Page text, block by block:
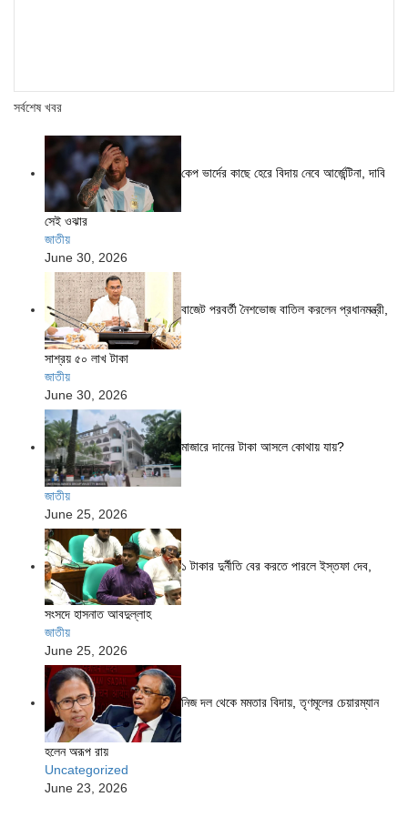
সর্বশেষ খবর
কেপ ভার্দের কাছে হেরে বিদায় নেবে আর্জেন্টিনা, দাবি
সেই ওঝার
জাতীয়
June 30, 2026
বাজেট পরবর্তী নৈশভোজ বাতিল করলেন প্রধানমন্ত্রী,
সাশ্রয় ৫০ লাখ টাকা
জাতীয়
June 30, 2026
মাজারে দানের টাকা আসলে কোথায় যায়?
জাতীয়
June 25, 2026
১ টাকার দুর্নীতি বের করতে পারলে ইস্তফা দেব,
সংসদে হাসনাত আবদুল্লাহ
জাতীয়
June 25, 2026
নিজ দল থেকে মমতার বিদায়, তৃণমূলের চেয়ারম্যান
হলেন অরূপ রায়
Uncategorized
June 23, 2026